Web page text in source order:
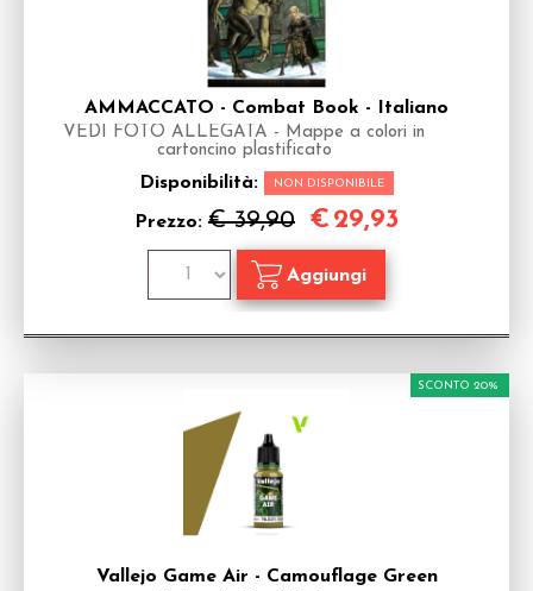
AMMACCATO - Combat Book - Italiano
VEDI FOTO ALLEGATA - Mappe a colori in
cartoncino plastificato
Disponibilità: NON DISPONIBILE
Prezzo: € 39,90 € 29,93
Vallejo Game Air - Camouflage Green
SCONTO 20%